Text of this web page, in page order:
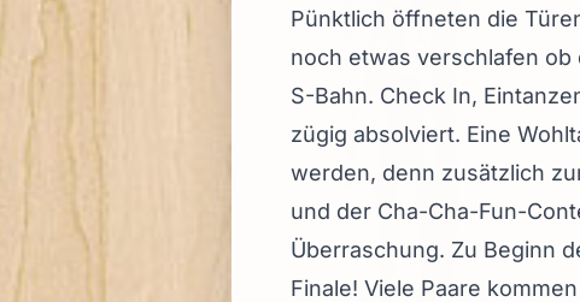
Pünktlich öffneten die
noch etwas verschlafen
S-Bahn. Check In,
zügig absolviert. Eine
werden, denn zusätzlich
und der Cha-Cha-Fun-
Überraschung. Zu Beginn
Finale! Viele Paare